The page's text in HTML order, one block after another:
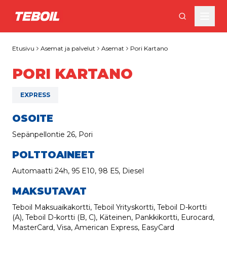
Siirry pääsisältöön
Etusivu Asemat ja palvelut Asemat Pori Kartano
PORI KARTANO
EXPRESS
OSOITE
Sepänpellontie 26, Pori
POLTTOAINEET
Automaatti 24h, 95 E10, 98 E5, Diesel
MAKSUTAVAT
Teboil Maksuaikakortti, Teboil Yrityskortti, Teboil D-kortti
(A), Teboil D-kortti (B, C), Käteinen, Pankkikortti, Eurocard,
MasterCard, Visa, American Express, EasyCard